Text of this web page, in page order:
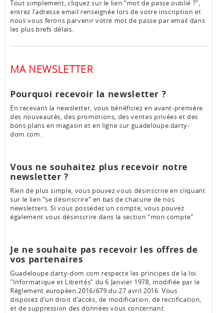
Tout simplement, cliquez sur le lien “mot de passe oublié ?”,
entrez l’adresse email renseignée lors de votre inscription et
nous vous ferons parvenir votre mot de passe par email dans
les plus brefs délais.
MA NEWSLETTER
Pourquoi recevoir la newsletter ?
En recevant la newsletter, vous bénéficiez en avant-première
des nouveautés, des promotions, des ventes privées et des
bons plans en magasin et en ligne sur guadeloupe.darty-
dom.com.
Vous ne souhaitez plus recevoir notre
newsletter ?
Rien de plus simple, vous pouvez vous désinscrire en cliquant
sur le lien “se désinscrire” en bas de chacune de nos
newsletters. Si vous possédez un compte, vous pouvez
également vous désinscrire dans la section “mon compte”
Je ne souhaite pas recevoir les offres de
vos partenaires
Guadeloupe.darty-dom.com respecte les principes de la loi
"Informatique et Libertés” du 6 Janvier 1978, modifiée par le
Règlement européen 2016/679 du 27 avril 2016. Vous
disposez d’un droit d’accès, de modification, de rectification,
et de suppression des données vous concernant.